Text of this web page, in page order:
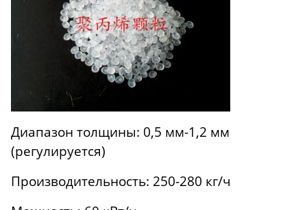
Диапазон толщины: 0,5 мм-1,2 мм
(регулируется)
Производительность: 250-280 кг/ч